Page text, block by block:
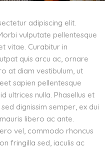
adipiscing elit.
vulputate pellentesque
vitae. Curabitur in
quis arcu ac, ornare
at diam vestibulum, ut
sapien pellentesque
ultrices nulla. Phasellus et
dignissim semper, ex dui
libero ac ante.
vel, commodo rhoncus
fringilla sed, iaculis ac